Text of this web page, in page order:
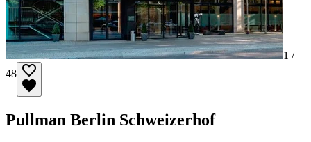
1 /
48
Pullman Berlin Schweizerhof